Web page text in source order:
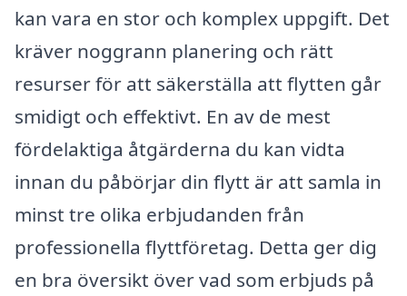
kan vara en stor och komplex uppgift. Det
kräver noggrann planering och rätt
resurser för att säkerställa att flytten går
smidigt och effektivt. En av de mest
fördelaktiga åtgärderna du kan vidta
innan du påbörjar din flytt är att samla in
minst tre olika erbjudanden från
professionella flyttföretag. Detta ger dig
en bra översikt över vad som erbjuds på